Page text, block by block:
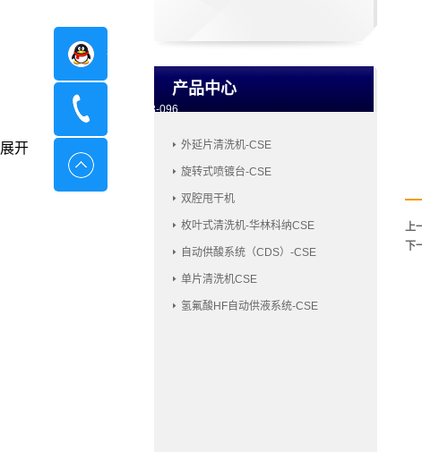
产品中心
外延片清洗机-CSE
旋转式喷镀台-CSE
双腔甩干机
枚叶式清洗机-华林科纳CSE
自动供酸系统（CDS）-CSE
单片清洗机CSE
氢氟酸HF自动供液系统-CSE
上
下
在线咨询
400-8798-096
展开